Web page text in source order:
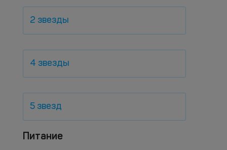
2 звезды
4 звезды
5 звезд
Питание